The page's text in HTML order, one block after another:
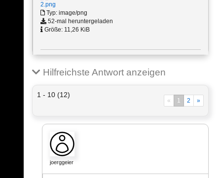
2.png
Typ: image/png
52-mal heruntergeladen
Größe: 11,26 KiB
Hilfreichste Antwort anzeigen
1 - 10 (12)
« 1 2 »
joerggeier